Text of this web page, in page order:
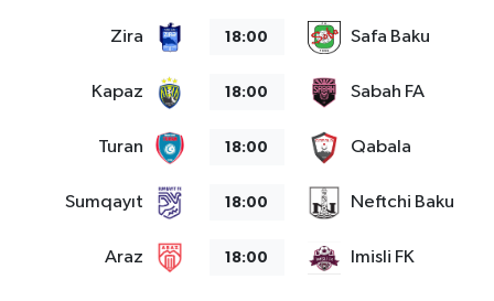
Zira 18:00 Safa Baku
Kapaz 18:00 Sabah FA
Turan 18:00 Qabala
Sumqayıt 18:00 Neftchi Baku
Araz 18:00 Imisli FK
Vefat Haberleri